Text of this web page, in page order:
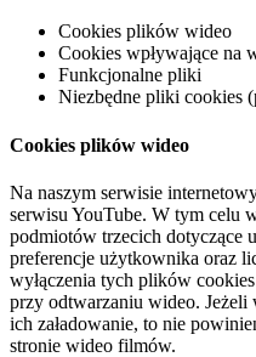
Cookies plików wideo
Cookies wpływające na
Funkcjonalne pliki
Niezbędne pliki cookies
Cookies plików wideo
Na naszym serwisie
serwisu YouTube. W tym celu
podmiotów trzecich dotyczące
preferencje użytkownika oraz
wyłączenia tych plików
przy odtwarzaniu wideo.
ich załadowanie, to nie
stronie wideo filmów.